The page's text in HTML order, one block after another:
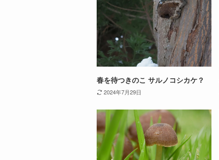
春を待つきのこ サルノコシカケ？
2024年7月29日